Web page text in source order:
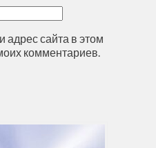
адрес сайта в этом
комментариев.